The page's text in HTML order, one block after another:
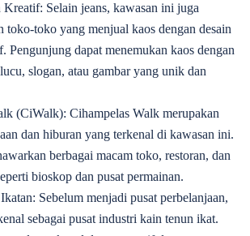
Selain jeans, kawasan ini juga
toko-toko yang menjual kaos dengan desain
Pengunjung dapat menemukan kaos dengan
slogan, atau gambar yang unik dan
(CiWalk): Cihampelas Walk merupakan
dan hiburan yang terkenal di kawasan ini.
berbagai macam toko, restoran, dan
bioskop dan pusat permainan.
Sebelum menjadi pusat perbelanjaan,
sebagai pusat industri kain tenun ikat.